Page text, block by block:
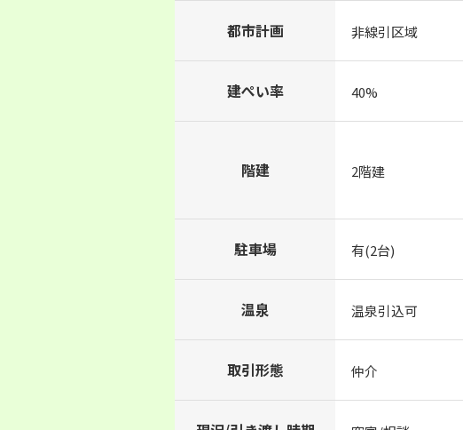
都市計画 非線引区域
建ぺい率 40%
階建 2階建
駐車場 有(2台)
温泉 温泉引込可
取引形態 仲介